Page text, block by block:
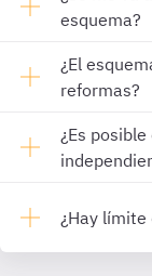
esquema?
¿El
reformas?
¿Es
¿Hay límite